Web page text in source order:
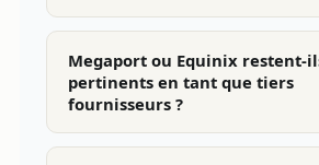
Megaport ou Equinix restent-
pertinents en tant que tiers
fournisseurs ?